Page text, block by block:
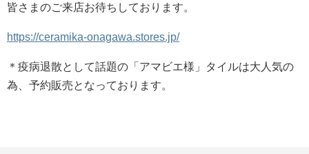
皆さまのご来店お待ちしております。
https://ceramika-onagawa.stores.jp/
＊疫病退散として話題の「アマビエ様」タイルは大人気の
為、予約販売となっております。